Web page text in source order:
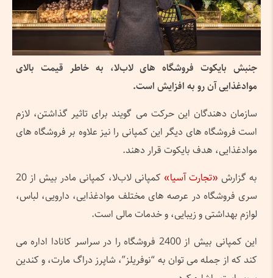
جنبش بایکوت فروشگاه های لاب‌لا، به خاطر قیمت بالای
موادغذایی آن رو به افزایش است.
سازمان دهندگان این حرکت می گویند برای تاثیر گذاشتن، لازم
است فروشگاه های دیگر این کمپانی را نیز علاوه بر فروشگاه های
موادغذایی، هدف بایکوت قرار دهند.
به گزارش«تجارت آسیا»
کمپانی لاب‌لا، کمپانی مادر بیش از 20
سری فروشگاه در عرصه های مختلف موادغذایی، دارویی، لباس،
لوازم بهداشتی و زیبایی، و خدمات مالی است.
این کمپانی بیش از 2400 فروشگاه را در سراسر کانادا اداره می
کند که از جمله می توان به “نوفریلز”، شاپرز دراگ مارت، و کندین